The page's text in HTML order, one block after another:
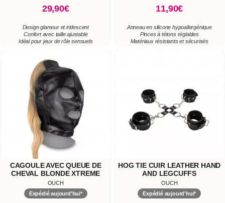
29,90€
Design glamour et iridescent
Confort avec taille ajustable
Idéal pour jeux de rôle sensuels
11,90€
Anneau en silicone hypoallergénique
Pinces à tétons réglables
Matériaux résistants et sécurisés
CAGOULE AVEC QUEUE DE
CHEVAL BLONDE XTREME
MASK WITH BLONDE PONYTAIL
OUCH
Expédié aujourd'hui*
HOG TIE CUIR LEATHER HAND
AND LEGCUFFS
OUCH
Expédié aujourd'hui*